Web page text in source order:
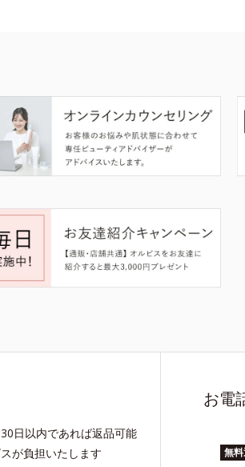
日以内であれば返品可能
が負担いたします
お電
無